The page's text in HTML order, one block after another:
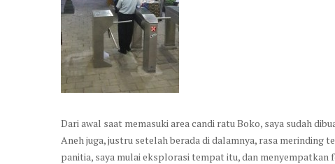
Dari awal saat memasuki area candi ratu Boko, saya sudah
Aneh juga, justru setelah berada di dalamnya, rasa merinding
panitia, saya mulai eksplorasi tempat itu, dan menyempatkan